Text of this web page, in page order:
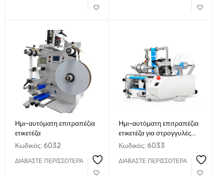
Ημι-αυτόματη επιτραπέζια
ετικετέζα
Κωδικός: 6032
ΔΙΑΒΆΣΤΕ ΠΕΡΙΣΣΌΤΕΡΑ
Ημι-αυτόματη επιτραπέζια
ετικετέζα για στρογγυλές
συσκευασίες
Κωδικός: 6033
ΔΙΑΒΆΣΤΕ ΠΕΡΙΣΣΌΤΕΡΑ